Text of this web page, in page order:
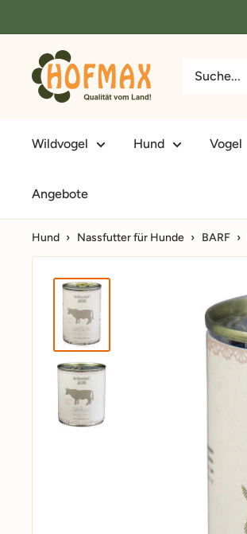
zum
hofmax.de
Wildvogel Hund Vogel
Angebote
Hund › Nassfutter für Hunde › BARF ›